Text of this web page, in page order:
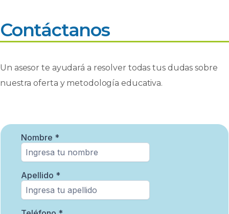
Contáctanos
Un asesor te ayudará a resolver todas tus dudas sobre
nuestra oferta y metodología educativa.